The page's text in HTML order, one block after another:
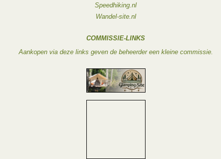
Speedhiking.nl
Wandel-site.nl
COMMISSIE-LINKS
Aankopen via deze links geven de beheerder een kleine commissie.